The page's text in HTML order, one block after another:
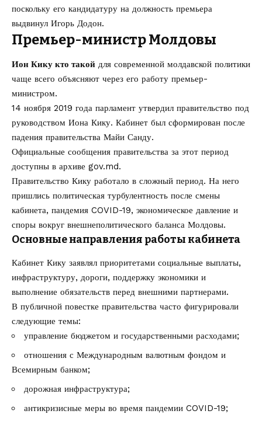
поскольку его кандидатуру на должность премьера
выдвинул Игорь Додон.
Премьер-министр Молдовы
Ион Кику кто такой для современной молдавской политики
чаще всего объясняют через его работу премьер-
министром.
14 ноября 2019 года парламент утвердил правительство под
руководством Иона Кику. Кабинет был сформирован после
падения правительства Майи Санду.
Официальные сообщения правительства за этот период
доступны в архиве gov.md.
Правительство Кику работало в сложный период. На него
пришлись политическая турбулентность после смены
кабинета, пандемия COVID-19, экономическое давление и
споры вокруг внешнеполитического баланса Молдовы.
Основные направления работы кабинета
Кабинет Кику заявлял приоритетами социальные выплаты,
инфраструктуру, дороги, поддержку экономики и
выполнение обязательств перед внешними партнерами.
В публичной повестке правительства часто фигурировали
следующие темы:
управление бюджетом и государственными расходами;
отношения с Международным валютным фондом и
Всемирным банком;
дорожная инфраструктура;
антикризисные меры во время пандемии COVID-19;